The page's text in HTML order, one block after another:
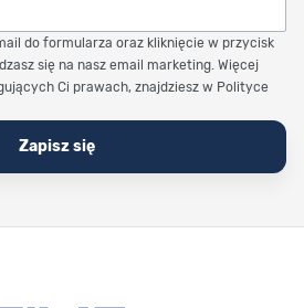
do formularza oraz kliknięcie w przycisk
się na nasz email marketing. Więcej
Ci prawach, znajdziesz w Polityce
Zapisz się